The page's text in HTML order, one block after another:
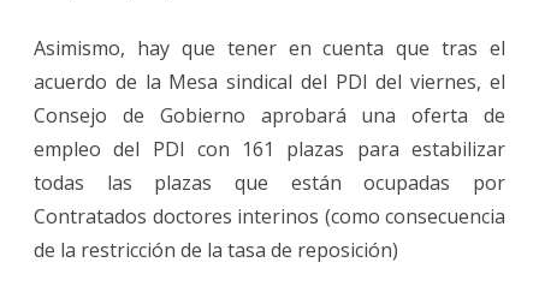
Asimismo, hay que tener en cuenta que tras el
acuerdo de la Mesa sindical del PDI del viernes, el
Consejo de Gobierno aprobará una oferta de
empleo del PDI con 161 plazas para estabilizar
todas las plazas que están ocupadas por
Contratados doctores interinos (como consecuencia
de la restricción de la tasa de reposición)